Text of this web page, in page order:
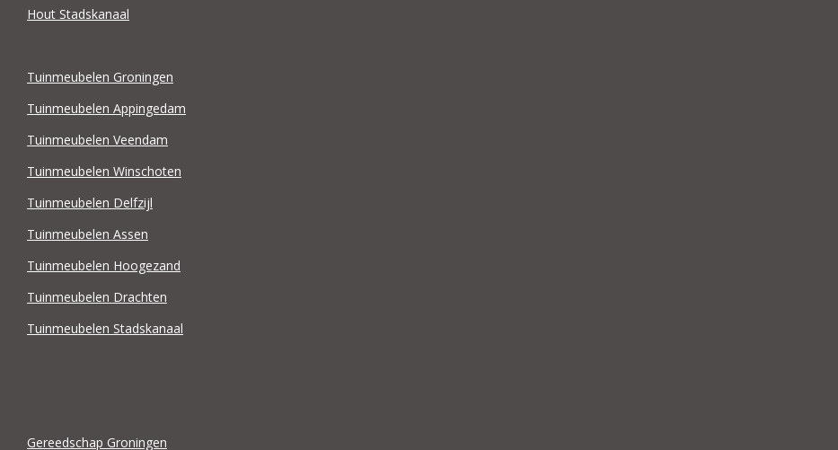
Hout Stadskanaal
Tuinmeubelen Groningen
Tuinmeubelen Appingedam
Tuinmeubelen Veendam
Tuinmeubelen Winschoten
Tuinmeubelen Delfzijl
Tuinmeubelen Assen
Tuinmeubelen Hoogezand
Tuinmeubelen Drachten
Tuinmeubelen Stadskanaal
Gereedschap Groningen